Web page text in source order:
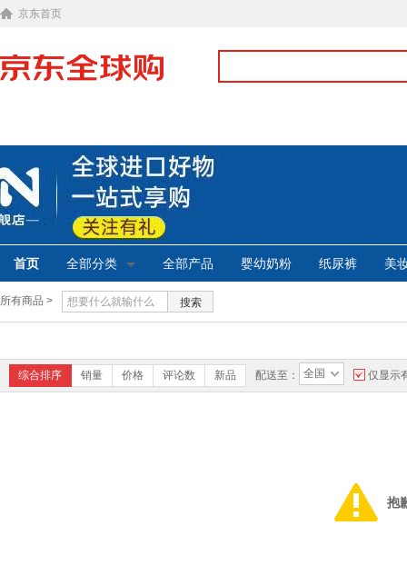
京东首页
首页 全部分类 全部产品 婴幼奶粉 纸尿裤 美
所有商品 > 搜索
综合排序 销量 价格 评论数 新品 配送至： 全国 仅显示
抱